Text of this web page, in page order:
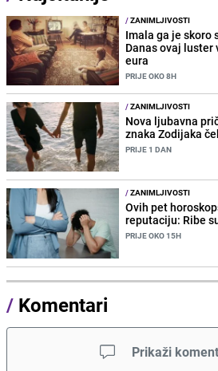
/ZANIMLJIVOSTI
Imala ga je skoro
Danas ovaj
eura
PRIJE OKO 8H
/ZANIMLJIVOSTI
Nova ljubavna
znaka Zodijaka
PRIJE 1 DAN
/ZANIMLJIVOSTI
Ovih pet
reputaciju: Ribe
PRIJE OKO 15H
/ Komentari
Prikaži